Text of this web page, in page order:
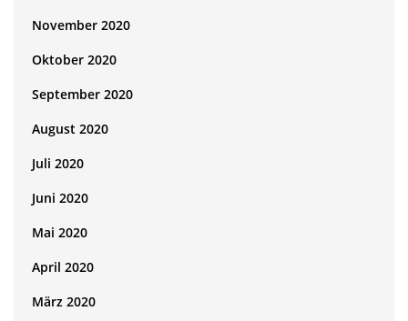
November 2020
Oktober 2020
September 2020
August 2020
Juli 2020
Juni 2020
Mai 2020
April 2020
März 2020